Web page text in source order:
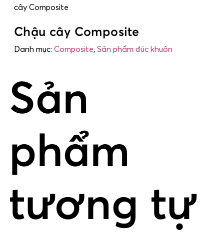
cây Composite
Chậu cây Composite
Danh mục: Composite, Sản phẩm đúc khuôn
Sản
phẩm
tương tự